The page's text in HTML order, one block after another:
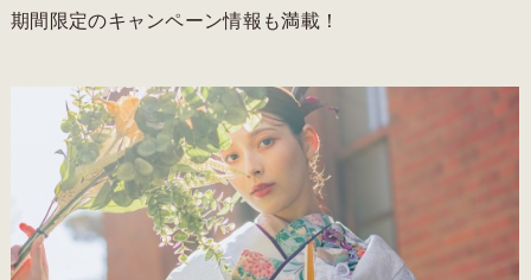
期間限定のキャンペーン情報も満載！